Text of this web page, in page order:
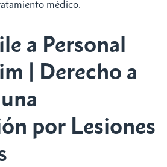
médico.
a Personal
| Derecho a
por Lesiones